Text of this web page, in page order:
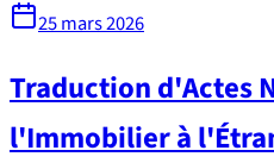
25 mars 2026
Traduction d'Actes
l'Immobilier à